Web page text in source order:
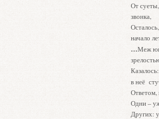
От
звонка,
начало
…Меж
в неё
Ответом,
Одни –
Других: